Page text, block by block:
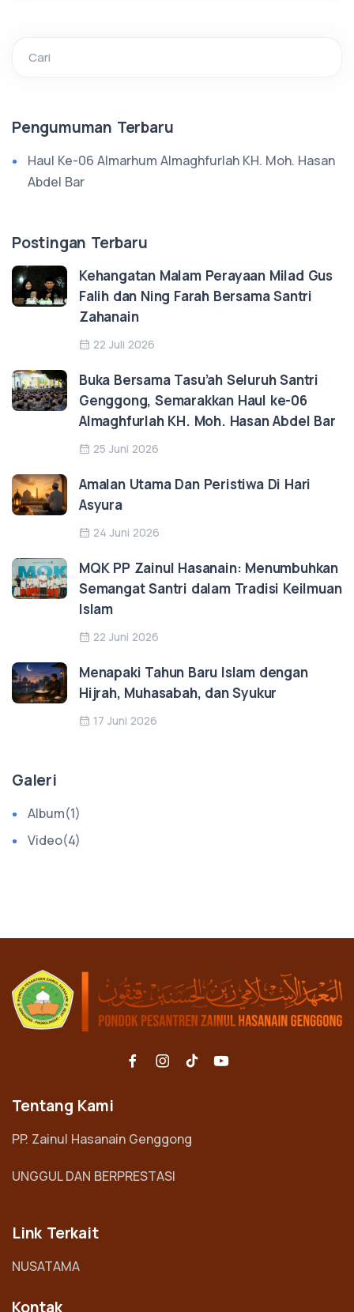
Cari
Pengumuman Terbaru
Haul Ke-06 Almarhum Almaghfurlah KH. Moh. Hasan
Abdel Bar
Postingan Terbaru
Kehangatan Malam Perayaan Milad Gus
Falih dan Ning Farah Bersama Santri
Zahanain
22 Juli 2026
Buka Bersama Tasu’ah Seluruh Santri
Genggong, Semarakkan Haul ke-06
Almaghfurlah KH. Moh. Hasan Abdel Bar
25 Juni 2026
Amalan Utama Dan Peristiwa Di Hari
Asyura
24 Juni 2026
MQK PP Zainul Hasanain: Menumbuhkan
Semangat Santri dalam Tradisi Keilmuan
Islam
22 Juni 2026
Menapaki Tahun Baru Islam dengan
Hijrah, Muhasabah, dan Syukur
17 Juni 2026
Galeri
Album(1)
Video(4)
Tentang Kami
PP. Zainul Hasanain Genggong
UNGGUL DAN BERPRESTASI
Link Terkait
NUSATAMA
Kontak